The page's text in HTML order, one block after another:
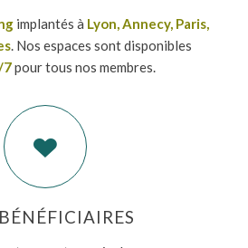
implantés à Lyon, Annecy, Paris,
. Nos espaces sont disponibles
7pour tous nos membres.